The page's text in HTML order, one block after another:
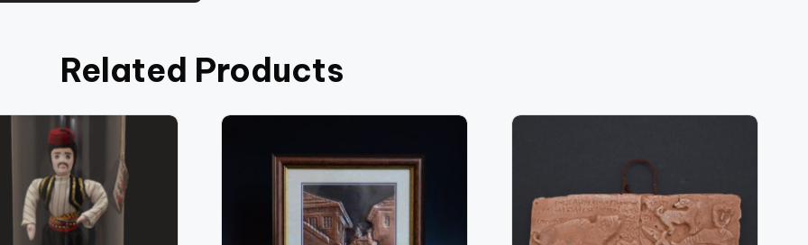
Related Products